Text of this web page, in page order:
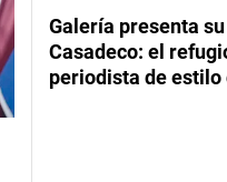
Galería presenta
Casadeco: el
periodista de estilo